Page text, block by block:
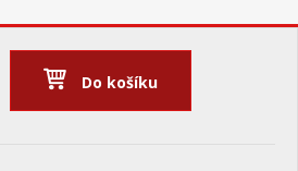
Do košíku